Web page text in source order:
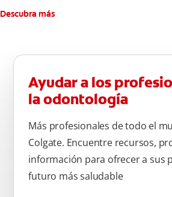
Descubra más
Ayudar a los
la odontología
Más profesionales de todo el
Colgate. Encuentre recursos,
información para ofrecer a sus
futuro más saludable